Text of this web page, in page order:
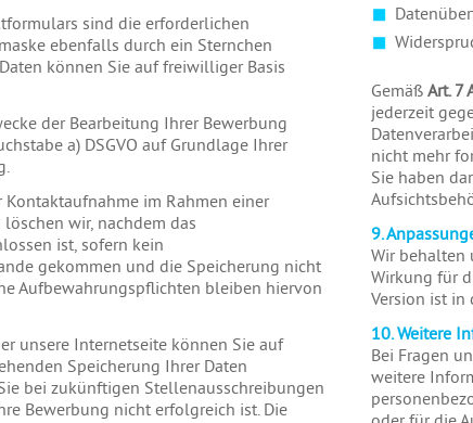
sind die erforderlichen
ebenfalls durch ein Sternchen
können Sie auf freiwilliger Basis
der Bearbeitung Ihrer Bewerbung
a) DSGVO auf Grundlage Ihrer
im Rahmen einer
wir, nachdem das
ist, sofern kein
gekommen und die Speicherung nicht
Aufbewahrungspflichten bleiben hiervon
unsere Internetseite können Sie auf
Speicherung Ihrer Daten
bei zukünftigen Stellenausschreibungen
Bewerbung nicht erfolgreich ist. Die
Gemäß Art. 7
jederzeit
nicht mehr
Sie haben
9.
Wir behalten
Wirkung für
Version ist in
10. Weitere
Bei Fragen
weitere